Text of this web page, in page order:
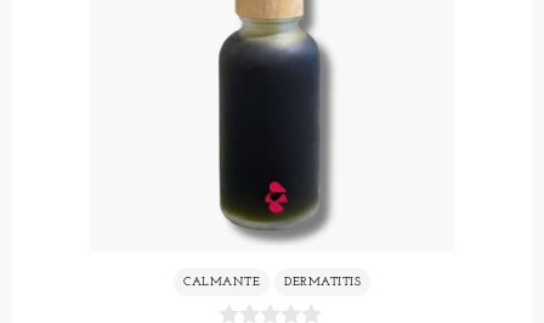
CALMANTE DERMATITIS